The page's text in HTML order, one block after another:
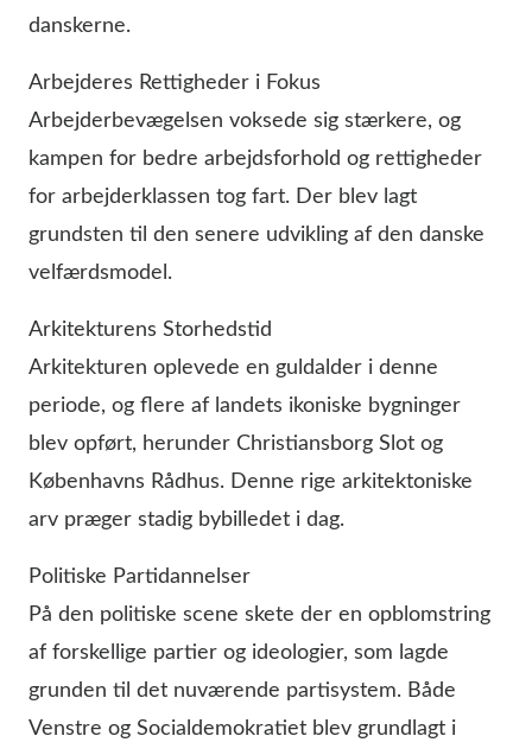
danskerne.
Arbejderes Rettigheder i Fokus
Arbejderbevægelsen voksede sig stærkere, og
kampen for bedre arbejdsforhold og rettigheder
for arbejderklassen tog fart. Der blev lagt
grundsten til den senere udvikling af den danske
velfærdsmodel.
Arkitekturens Storhedstid
Arkitekturen oplevede en guldalder i denne
periode, og flere af landets ikoniske bygninger
blev opført, herunder Christiansborg Slot og
Københavns Rådhus. Denne rige arkitektoniske
arv præger stadig bybilledet i dag.
Politiske Partidannelser
På den politiske scene skete der en opblomstring
af forskellige partier og ideologier, som lagde
grunden til det nuværende partisystem. Både
Venstre og Socialdemokratiet blev grundlagt i